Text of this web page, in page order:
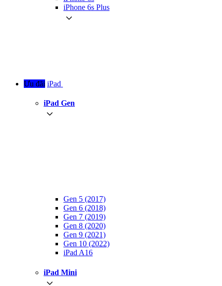
iPhone 6s Plus
Ưu đãi iPad
iPad Gen
Gen 5 (2017)
Gen 6 (2018)
Gen 7 (2019)
Gen 8 (2020)
Gen 9 (2021)
Gen 10 (2022)
iPad A16
iPad Mini